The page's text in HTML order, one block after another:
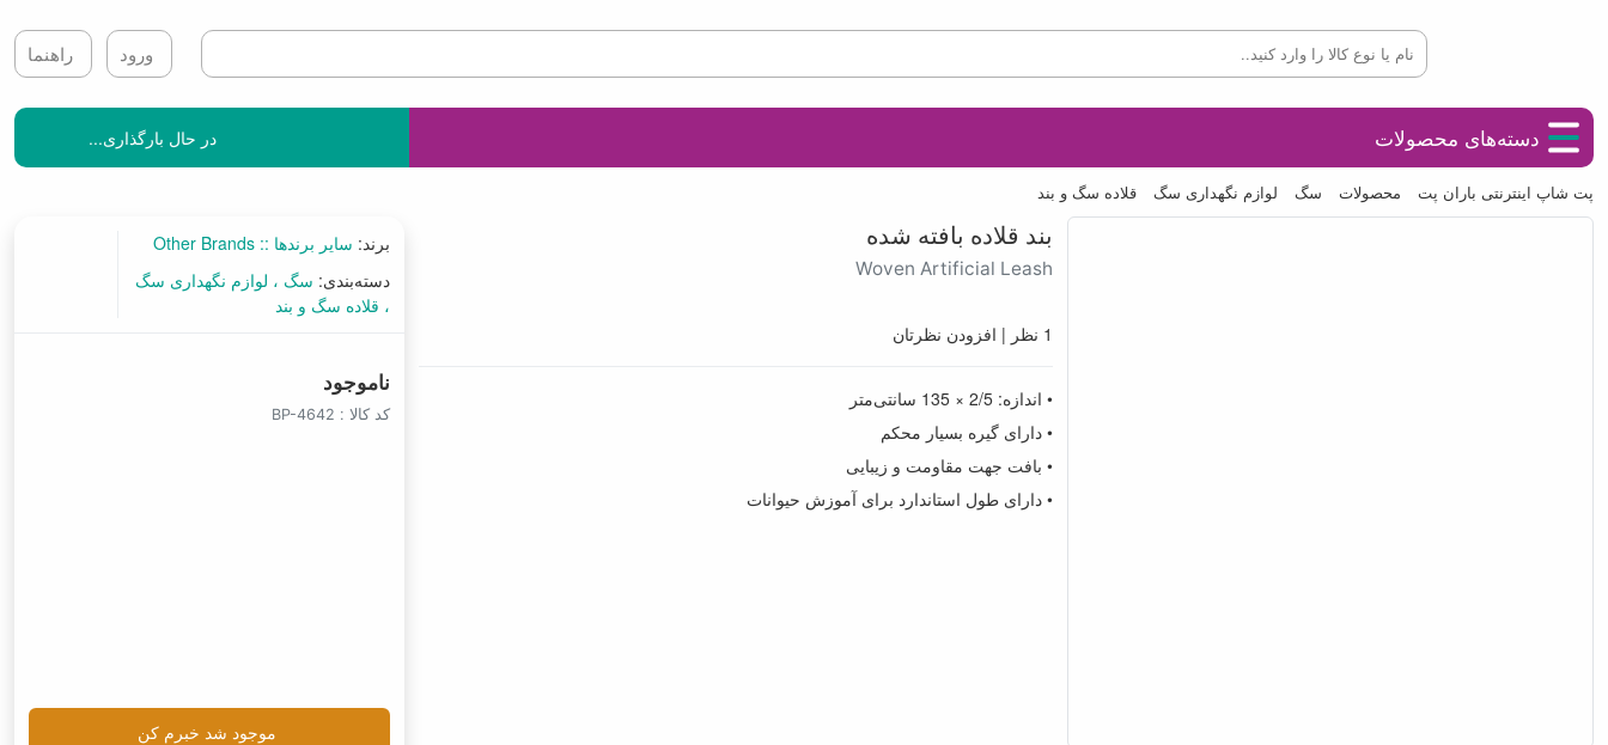
ورود راهنما
دسته‌های محصولات در حال بارگذاری...
پت شاپ اینترنتی باران پت محصولات سگ لوازم نگهداری سگ قلاده سگ و بند
بند قلاده بافته شده
Woven Artificial Leash
1 نظر | افزودن نظرتان
• اندازه: 2/5 × 135 سانتی‌متر
• دارای گیره بسیار محکم
• بافت جهت مقاومت و زیبایی
• دارای طول استاندارد برای آموزش حیوانات
برند: سایر برندها :: Other Brands
دسته‌بندی: سگ
لوازم نگهداری سگ
قلاده سگ و بند
ناموجود
کد کالا : BP-4642
موجود شد خبرم کن